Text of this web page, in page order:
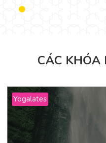
CÁC KHÓA
Yogalates